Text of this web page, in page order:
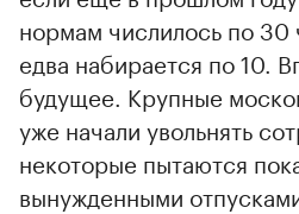
нормам числилось по 30
едва набирается по 10.
будущее. Крупные
уже начали увольнять
некоторые пытаются
вынужденными